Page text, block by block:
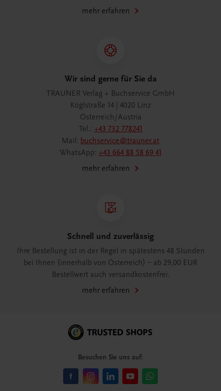
mehr erfahren
Wir sind gerne für Sie da
TRAUNER Verlag + Buchservice GmbH
Köglstraße 14 | 4020 Linz
Österreich/Austria
Tel.: +43 732 778241
Mail: buchservice@trauner.at
WhatsApp: +43 664 88 58 69 41
mehr erfahren
Schnell und zuverlässig
Ihre Bestellung ist in der Regel in spätestens 48 Stunden
bei Ihnen (innerhalb von Österreich) – ab 29,00 EUR
Bestellwert auch versandkostenfrei.
mehr erfahren
Besuchen Sie uns auf: